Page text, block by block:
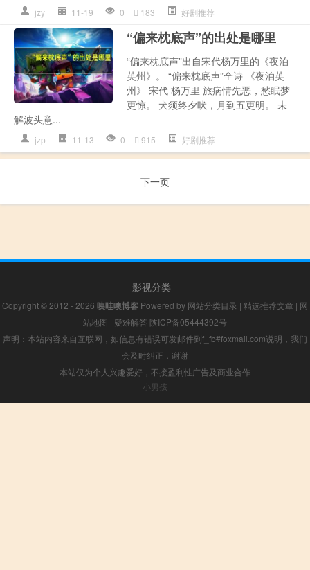
jzy 11-19 0 183 好剧推荐
“偏来枕底声”的出处是哪里
“偏来枕底声”出自宋代杨万里的《夜泊
英州》。 “偏来枕底声”全诗 《夜泊英
州》 宋代 杨万里 旅病情先恶，愁眠梦
更惊。 犬须终夕吠，月到五更明。 未
解波头意...
jzp 11-13 0 915 好剧推荐
下一页
影视分类
Copyright © 2012 - 2026 咦哇噢博客 Powered by 网站分类目录 | 精选推荐文章 | 网
站地图 | 疑难解答 陕ICP备05444392号
声明：本站内容来自互联网，如信息有错误可发邮件到f_fb#foxmail.com说明，我们
会及时纠正，谢谢
本站仅为个人兴趣爱好，不接盈利性广告及商业合作
小男孩